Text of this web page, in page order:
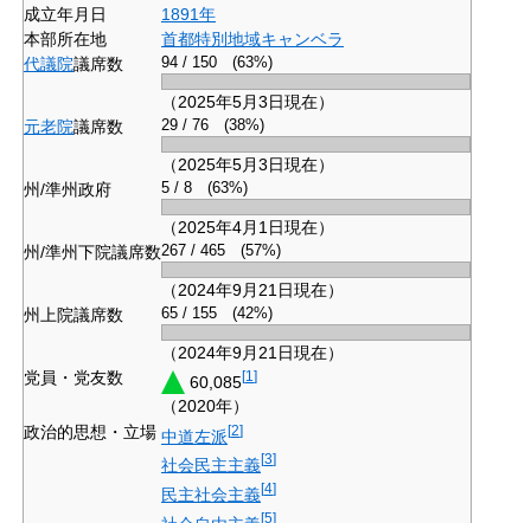
成立年月日
1891年
本部所在地
首都特別地域キャンベラ
代議院議席数 94 / 150 (63%)
（2025年5月3日現在）
元老院議席数 29 / 76 (38%)
（2025年5月3日現在）
州/準州政府
5 / 8 (63%)
（2025年4月1日現在）
州/準州下院議席数267 / 465 (57%)
（2024年9月21日現在）
州上院議席数
65 / 155 (42%)
（2024年9月21日現在）
党員・党友数
60,085[1 ]
（2020年）
政治的思想・立場 中道左派[2]
社会民主主義[3]
民主社会主義[4]
[5]